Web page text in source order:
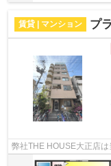
賃貸 | マンション プラ
弊社THE HOUSE大正店